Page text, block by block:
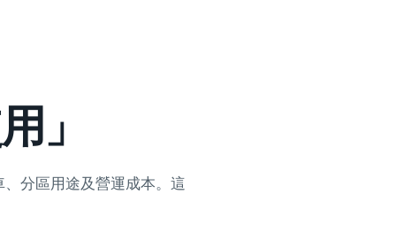
」
分區用途及營運成本。這